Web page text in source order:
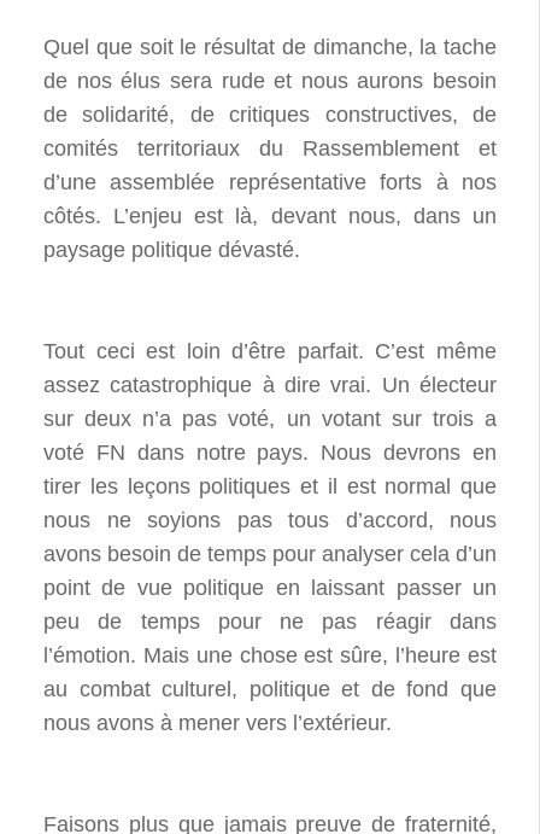
Quel que soit le résultat de dimanche, la tache
de nos élus sera rude et nous aurons besoin
de solidarité, de critiques constructives, de
comités territoriaux du Rassemblement et
d’une assemblée représentative forts à nos
côtés. L’enjeu est là, devant nous, dans un
paysage politique dévasté.
Tout ceci est loin d’être parfait. C’est même
assez catastrophique à dire vrai. Un électeur
sur deux n’a pas voté, un votant sur trois a
voté FN dans notre pays. Nous devrons en
tirer les leçons politiques et il est normal que
nous ne soyions pas tous d’accord, nous
avons besoin de temps pour analyser cela d’un
point de vue politique en laissant passer un
peu de temps pour ne pas réagir dans
l’émotion. Mais une chose est sûre, l’heure est
au combat culturel, politique et de fond que
nous avons à mener vers l’extérieur.
Faisons plus que jamais preuve de fraternité,